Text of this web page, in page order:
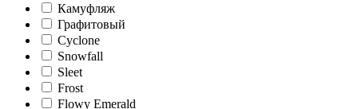
Камуфляж
Графитовый
Cyclone
Snowfall
Sleet
Frost
Flowy Emerald